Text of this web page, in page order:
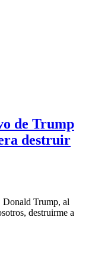
de Trump
destruir
Donald Trump, al
destruirme a